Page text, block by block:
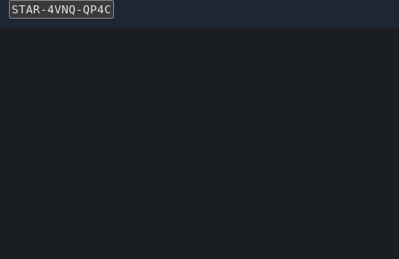
STAR-4VNQ-QP4C